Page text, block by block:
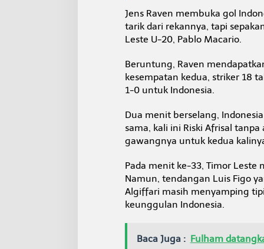
Jens Raven membuka gol
tarik dari rekannya, tapi
Leste U-20, Pablo Macario.
Beruntung, Raven
kesempatan kedua, striker 18
1-0 untuk Indonesia.
Dua menit berselang,
sama, kali ini Riski Afrisal
gawangnya untuk kedua
Pada menit ke-33, Timor
Namun, tendangan Luis Figo
Algiffari masih menyamping
keunggulan Indonesia.
Baca Juga : Fulham